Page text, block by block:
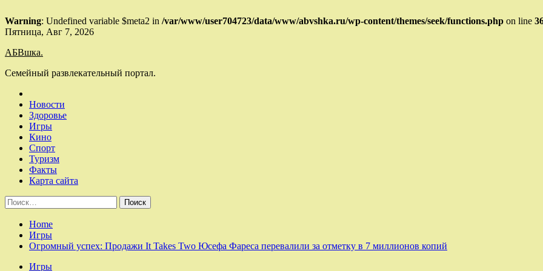
Warning: Undefined variable $meta2 in /var/www/user704723/data/www/abvshka.ru/wp-content/themes/seek/functions.php on line
Skip
content
Пятница, Авг 7, 2026
АБВшка.
Семейный развлекательный портал.
Новости
Здоровье
Игры
Кино
Спорт
Туризм
Факты
Карта сайта
Найти:
Home
Игры
Огромный успех: Продажи It Takes Two Юсефа Фареса перевалили за отметку в 7 миллионов копий
Игры